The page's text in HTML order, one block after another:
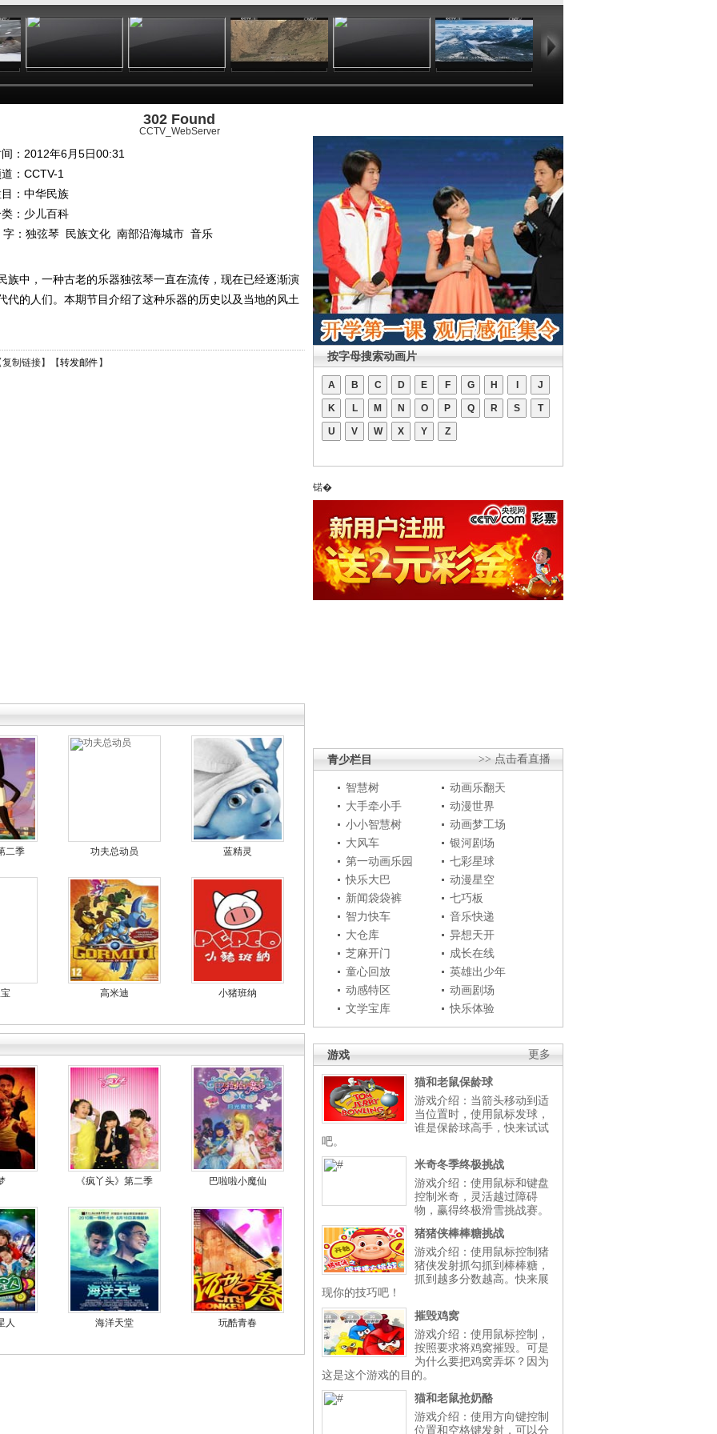
19:56 19:58 19:59 19:57 19:57
302 Found
CCTV_WebServer
：2012年6月5日00:31
： CCTV-1
： 中华民族
：少儿百科
： 独弦琴 民族文化 南部沿海城市 音乐
族中，一种古老的乐器独弦琴一直在流传，现在已经逐渐演
代的人们。本期节目介绍了这种乐器的历史以及当地的风土
复制链接】【转发邮件 】
二季 功夫总动员 蓝精灵
高米迪 小猪班纳
《疯丫头》第二季 巴啦啦小魔仙
人 海洋天堂 玩酷青春
按字母搜索动画片
A B C D E F G H J
K L M N O P Q R S T
U V W X Y Z
锘�
>> 点击看直播
青少栏目
智慧树
动画乐翻天
大手牵小手
动漫世界
小小智慧树
动画梦工场
大风车
银河剧场
第一动画乐园
七彩星球
快乐大巴
动漫星空
新闻袋袋裤
七巧板
智力快车
音乐快递
大仓库
异想天开
芝麻开门
成长在线
童心回放
英雄出少年
动感特区
动画剧场
文学宝库
快乐体验
更多
游戏
猫和老鼠保龄球
游戏介绍：当箭头移动到适
当位置时，使用鼠标发球，
谁是保龄球高手，快来试试
吧。
米奇冬季终极挑战
游戏介绍：使用鼠标和键盘
控制米奇，灵活越过障碍
物，赢得终极滑雪挑战赛。
猪猪侠棒棒糖挑战
游戏介绍：使用鼠标控制猪
猪侠发射抓勾抓到棒棒糖，
抓到越多分数越高。快来展
现你的技巧吧！
摧毁鸡窝
游戏介绍：使用鼠标控制，
按照要求将鸡窝摧毁。可是
为什么要把鸡窝弄坏？因为
这是这个游戏的目的。
猫和老鼠抢奶酪
游戏介绍：使用方向键控制
位置和空格键发射，可以分